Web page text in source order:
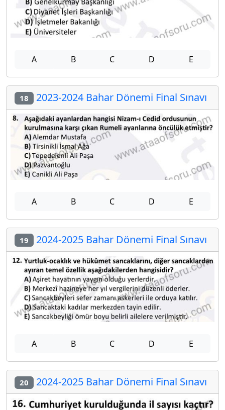
A B C D E
18 2023-2024 Bahar Dönemi Final Sınavı
A B C D E
19 2024-2025 Bahar Dönemi Final Sınavı
A B C D E
20 2024-2025 Bahar Dönemi Final Sınavı